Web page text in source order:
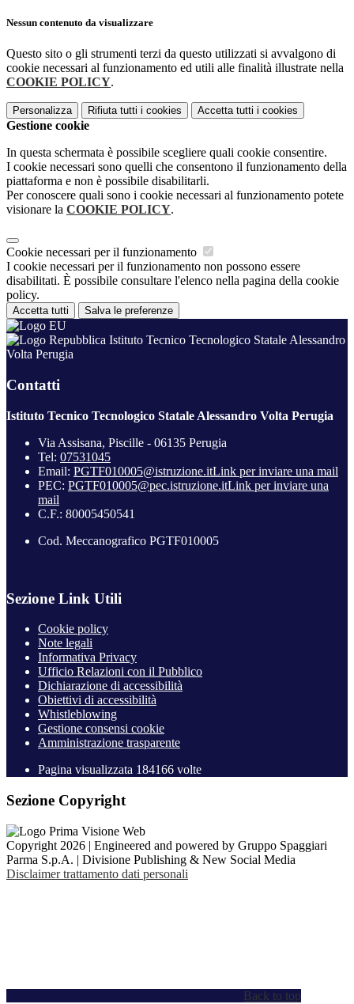
Nessun contenuto da visualizzare
Questo sito o gli strumenti terzi da questo utilizzati si avvalgono di
cookie necessari al funzionamento ed utili alle finalità illustrate nella
COOKIE POLICY.
Personalizza Rifiuta tutti i cookies Accetta tutti i cookies
Gestione cookie
In questa schermata è possibile scegliere quali cookie consentire.
I cookie necessari sono quelli che consentono il funzionamento della
piattaforma e non è possibile disabilitarli.
Per conoscere quali sono i cookie necessari al funzionamento potete
visionare la COOKIE POLICY.
Cookie necessari per il funzionamento
I cookie necessari per il funzionamento non possono essere
disabilitati. È possibile consultare l'elenco nella pagina della cookie
policy.
Accetta tutti Salva le preferenze
Istituto Tecnico Tecnologico Statale Alessandro
Volta Perugia
Contatti
Istituto Tecnico Tecnologico Statale Alessandro Volta Perugia
Via Assisana, Piscille - 06135 Perugia
Tel: 07531045
Email: PGTF010005@istruzione.itLink per inviare una mail
PEC: PGTF010005@pec.istruzione.itLink per inviare una
mail
C.F.: 80005450541
Cod. Meccanografico PGTF010005
Sezione Link Utili
Cookie policy
Note legali
Informativa Privacy
Ufficio Relazioni con il Pubblico
Dichiarazione di accessibilità
Obiettivi di accessibilità
Whistleblowing
Gestione consensi cookie
Amministrazione trasparente
Pagina visualizzata 184166 volte
Sezione Copyright
Copyright 2026 | Engineered and powered by Gruppo Spaggiari
Parma S.p.A. | Divisione Publishing & New Social Media
Disclaimer trattamento dati personali
Back to top